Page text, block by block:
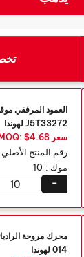
العمود المرفقي
J5T33272 لهوندا
سعر MOQ: $4.68
رقم المنتج
موك : 10
-
014 لهوندا